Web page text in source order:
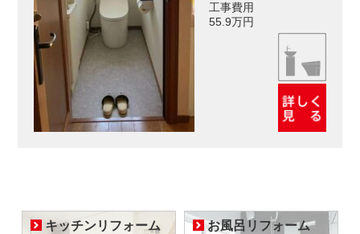
工事費用
55.9万円
キッチンリフォーム お風呂リフォーム